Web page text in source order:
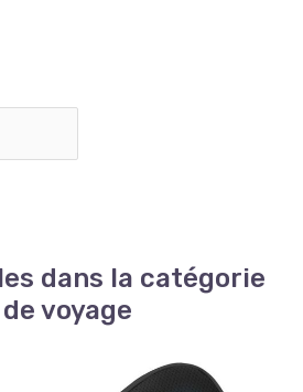
dans la catégorie
voyage